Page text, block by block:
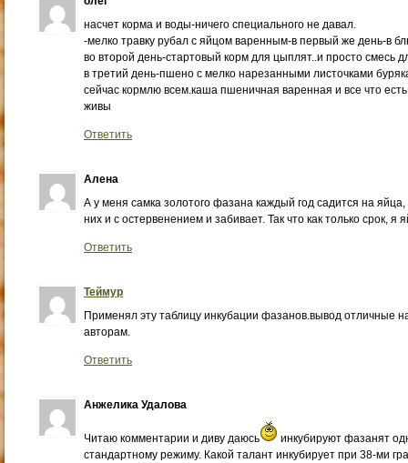
насчет корма и воды-ничего специального не давал.
-мелко травку рубал с яйцом варенным-в первый же день-в
во второй день-стартовый корм для цыплят..и просто смесь
в третий день-пшено с мелко нарезанными листочками
сейчас кормлю всем.каша пшеничная варенная и все что
живы
Ответить
Алена
А у меня самка золотого фазана каждый год садится на
них и с остервенением и забивает. Так что как только срок, я
Ответить
Теймур
Применял эту таблицу инкубации фазанов.вывод отличные
авторам.
Ответить
Анжелика Удалова
Читаю комментарии и диву даюсь
инкубируют фазанят
стандартному режиму. Какой талант инкубирует при 38-ми